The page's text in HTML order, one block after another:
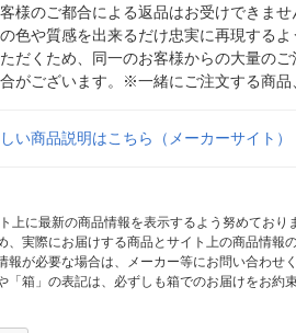
様のご都合による返品はお受けできま
色や質感を出来るだけ忠実に再現する
だくため、同一のお客様からの大量の
がございます。※一緒にご注文する商品
い商品説明はこちら（メーカーサイト）
上に最新の商品情報を表示するよう努めてお
、実際にお届けする商品とサイト上の商品情
が必要な場合は、メーカー等にお問い合わせく
「箱」の表記は、必ずしも箱でのお届けをお